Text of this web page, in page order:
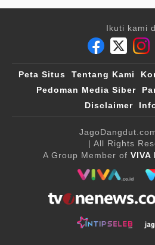
Ikuti kami
Peta Situs Tentang Kami
Pedoman Media Siber
Disclaimer
| All Rights
A Group Member of